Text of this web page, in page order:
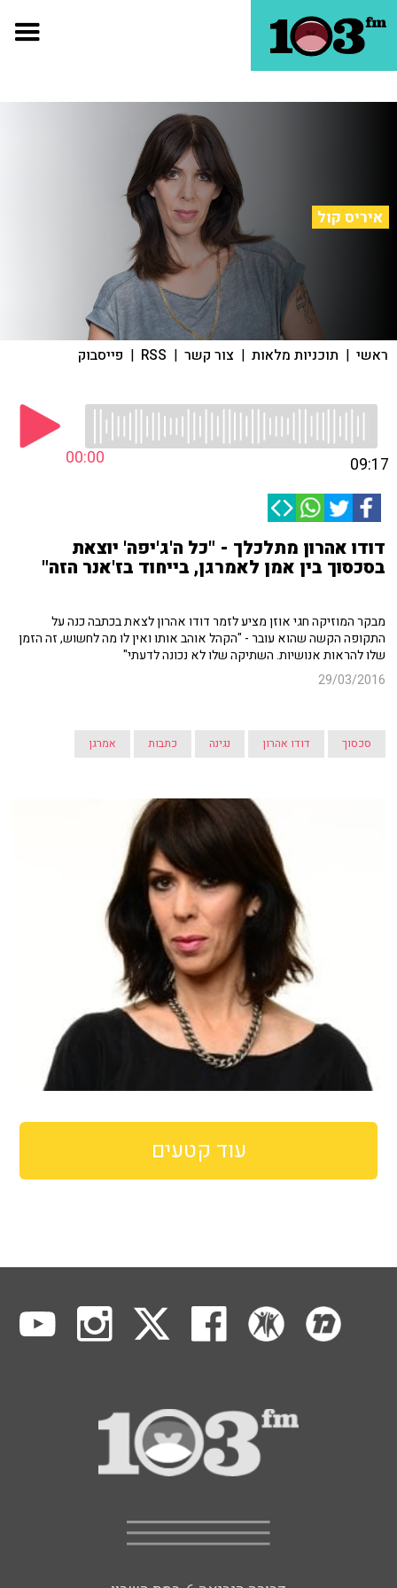
איריס קול
ראשי | תוכניות מלאות | צור קשר |
RSS
| פייסבוק
00:00 09:17
דודו אהרון מתלכלך - "כל ה'ג'יפה' יוצאת
בסכסוך בין אמן לאמרגן, בייחוד בז'אנר הזה"
מבקר המוזיקה חגי אוזן מציע לזמר דודו אהרון לצאת בכתבה כנה על
התקופה הקשה שהוא עובר - "הקהל אוהב אותו ואין לו מה לחשוש, זה הזמן
שלו להראות אנושיות. השתיקה שלו לא נכונה לדעתי"
29/03/2016
סכסוך דודו אהרון נגינה כתבות אמרגן
עוד קטעים